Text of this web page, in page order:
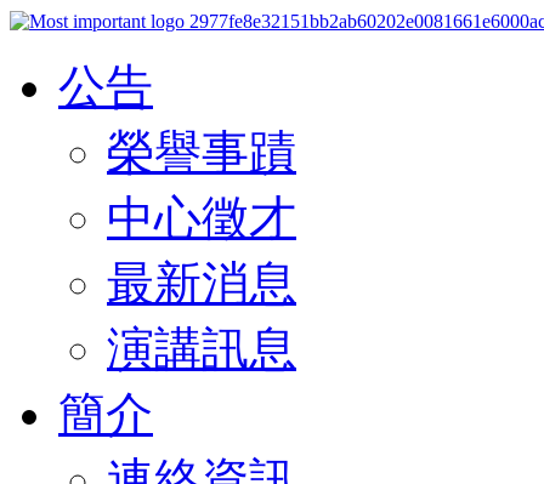
公告
榮譽事蹟
中心徵才
最新消息
演講訊息
簡介